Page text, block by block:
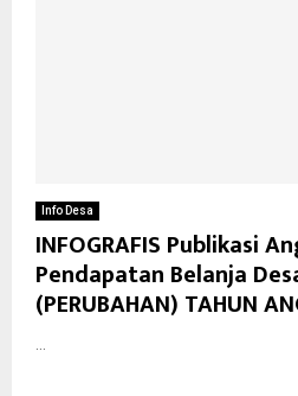
Info Desa
INFOGRAFIS Publikasi
Pendapatan Belanja
(PERUBAHAN) TAHUN